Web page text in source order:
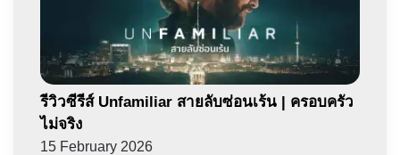
รีวิวซีรีส์ Unfamiliar สายลับซ่อนเร้น | ครอบครัว
ไม่จริง
15 February 2026